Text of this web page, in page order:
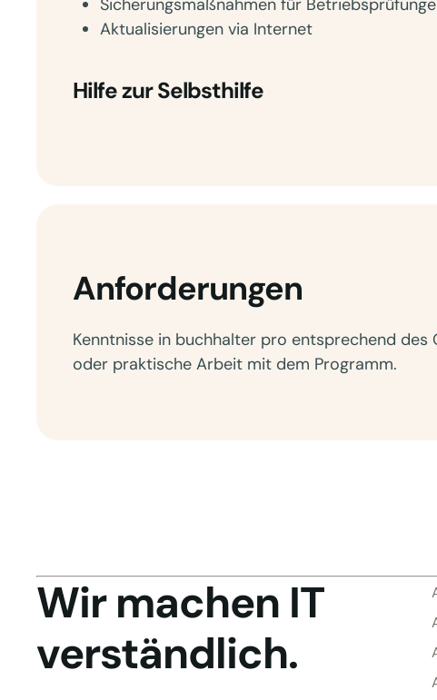
Sicherungsmaßnahmen für
Aktualisierungen via Internet
Hilfe zur Selbsthilfe
Anforderungen
Kenntnisse in buchhalter pro entsprechend
oder praktische Arbeit mit dem Programm.
Wir machen IT
verständlich.